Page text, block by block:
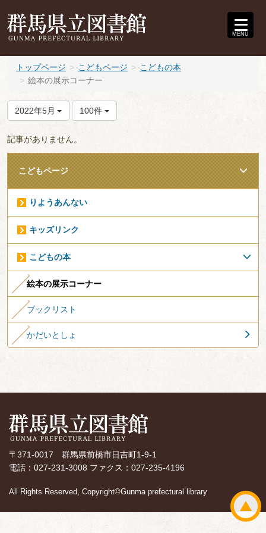
MENU
トップページ こどもページ
こどもの本
絵本の展示コーナー
2022年5月 100件
記事がありません。
こどもページ
りようあんない
キッズリンク
こどもの本
絵本の展示コーナー
ブックリスト
かだいとしょ
〒371-0017 群馬県前橋市日吉町1-9-1
電話：027-231-3008 ファクス：027-235-4196
All Rights Reserved, Copyright©Gunma prefectural library